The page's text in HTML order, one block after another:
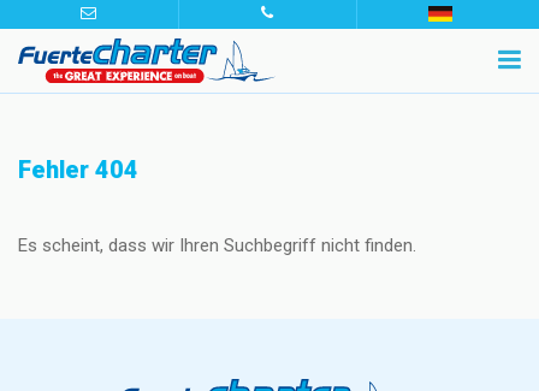
Fehler 404
Es scheint, dass wir Ihren Suchbegriff nicht finden.